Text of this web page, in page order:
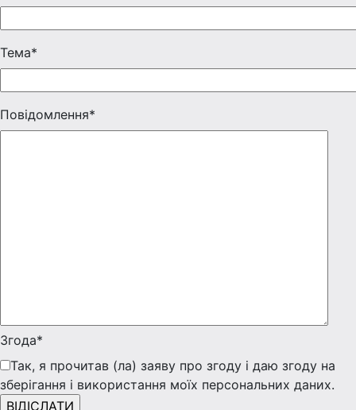
Тема*
Повідомлення*
Згода*
Так, я прочитав (ла) заяву про згоду і даю згоду на
зберігання і використання моїх персональних даних.